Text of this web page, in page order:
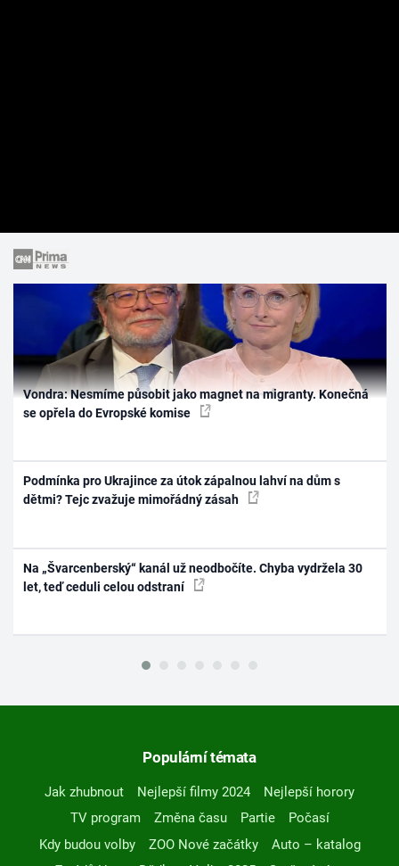
Vondra: Nesmíme působit jako magnet na migranty. Konečná
se opřela do Evropské komise
Podmínka pro Ukrajince za útok zápalnou lahví na dům s
dětmi? Tejc zvažuje mimořádný zásah
Na „Švarcenberský“ kanál už neodbočíte. Chyba vydržela 30
let, teď ceduli celou odstraní
Populární témata
Jak zhubnout Nejlepší filmy 2024
Nejlepší horory
TV program
Změna času Partie
Počasí
Kdy budou volby
ZOO Nové začátky
Auto – katalog